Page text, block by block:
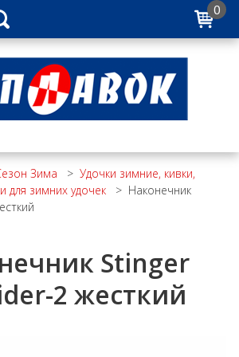
0
Зима > Удочки зимние, кивки,
для зимних удочек > Наконечник
Stinger
2 жесткий